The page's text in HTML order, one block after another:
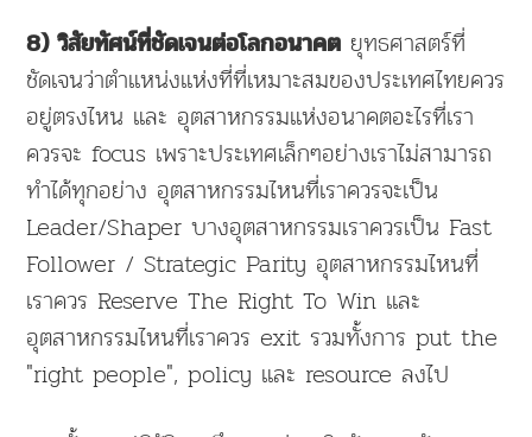
8) วิสัยทัศน์ที่ชัดเจนต่อโลกอนาคต ยุทธศาสตร์ที่
ชัดเจนว่าตำแหน่งแห่งที่ที่เหมาะสมของประเทศไทยควร
อยู่ตรงไหน และ อุตสาหกรรมแห่งอนาคตอะไรที่เรา
ควรจะ focus เพราะประเทศเล็กๆอย่างเราไม่สามารถ
ทำได้ทุกอย่าง อุตสาหกรรมไหนที่เราควรจะเป็น
Leader/Shaper บางอุตสาหกรรมเราควรเป็น Fast
Follower / Strategic Parity อุตสาหกรรมไหนที่
เราควร Reserve The Right To Win และ
อุตสาหกรรมไหนที่เราควร exit รวมทั้งการ put the
"right people", policy และ resource ลงไป